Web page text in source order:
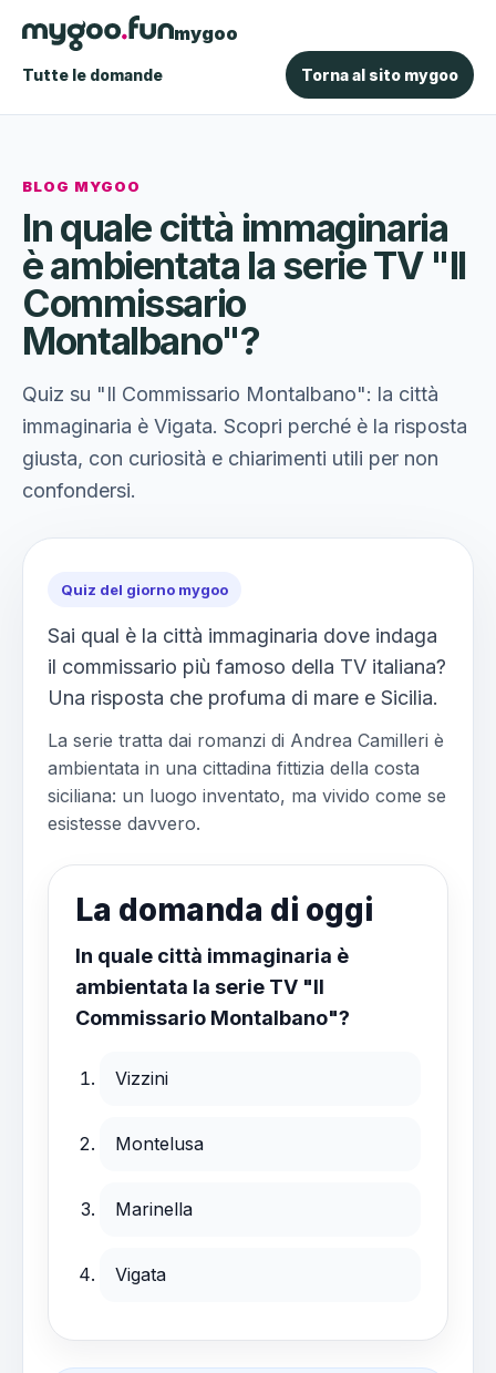
mygoo
Tutte le domande Torna al sito mygoo
BLOG MYGOO
In quale città immaginaria
è ambientata la serie TV "Il
Commissario
Montalbano"?
Quiz su "Il Commissario Montalbano": la città
immaginaria è Vigata. Scopri perché è la risposta
giusta, con curiosità e chiarimenti utili per non
confondersi.
Quiz del giorno mygoo
Sai qual è la città immaginaria dove indaga
il commissario più famoso della TV italiana?
Una risposta che profuma di mare e Sicilia.
La serie tratta dai romanzi di Andrea Camilleri è
ambientata in una cittadina fittizia della costa
siciliana: un luogo inventato, ma vivido come se
esistesse davvero.
La domanda di oggi
In quale città immaginaria è
ambientata la serie TV "Il
Commissario Montalbano"?
Vizzini
Montelusa
Marinella
Vigata